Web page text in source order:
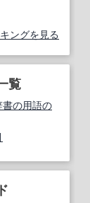
ングを見る
覧
書の用語の